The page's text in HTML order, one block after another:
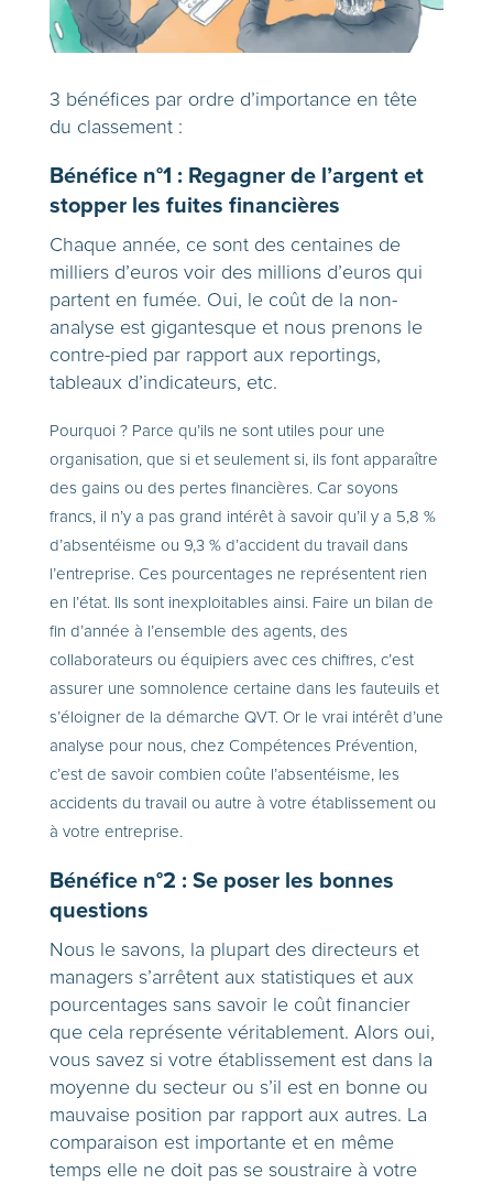
3 bénéfices par ordre d’importance en tête
du classement :
Bénéfice n°1 : Regagner de l’argent et
stopper les fuites financières
Chaque année, ce sont des centaines de
milliers d’euros voir des millions d’euros qui
partent en fumée. Oui, le coût de la non-
analyse est gigantesque et nous prenons le
contre-pied par rapport aux reportings,
tableaux d’indicateurs, etc.
Pourquoi ? Parce qu’ils ne sont utiles pour une
organisation, que si et seulement si, ils font apparaître
des gains ou des pertes financières. Car soyons
francs, il n’y a pas grand intérêt à savoir qu’il y a 5,8 %
d’absentéisme ou 9,3 % d’accident du travail dans
l’entreprise. Ces pourcentages ne représentent rien
en l’état. Ils sont inexploitables ainsi. Faire un bilan de
fin d’année à l’ensemble des agents, des
collaborateurs ou équipiers avec ces chiffres, c’est
assurer une somnolence certaine dans les fauteuils et
s’éloigner de la démarche QVT. Or le vrai intérêt d’une
analyse pour nous, chez Compétences Prévention,
c’est de savoir combien coûte l’absentéisme, les
accidents du travail ou autre à votre établissement ou
à votre entreprise.
Bénéfice n°2 : Se poser les bonnes
questions
Nous le savons, la plupart des directeurs et
managers s’arrêtent aux statistiques et aux
pourcentages sans savoir le coût financier
que cela représente véritablement. Alors oui,
vous savez si votre établissement est dans la
moyenne du secteur ou s’il est en bonne ou
mauvaise position par rapport aux autres. La
comparaison est importante et en même
temps elle ne doit pas se soustraire à votre